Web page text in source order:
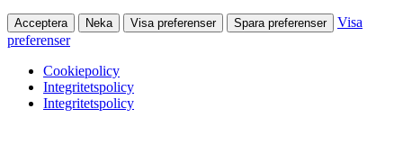
Acceptera Neka Visa preferenser Spara preferenser
Visa
preferenser
Cookiepolicy
Integritetspolicy
Integritetspolicy